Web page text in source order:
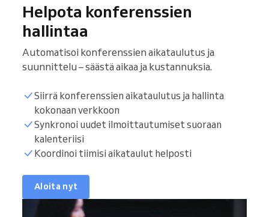
Helpota konferenssien
hallintaa
Automatisoi konferenssien aikataulutus ja
suunnittelu – säästä aikaa ja kustannuksia.
Siirrä konferenssien aikataulutus ja hallinta
kokonaan verkkoon
Synkronoi uudet ilmoittautumiset suoraan
kalenteriisi
Koordinoi tiimisi aikataulut helposti
Aloita nyt